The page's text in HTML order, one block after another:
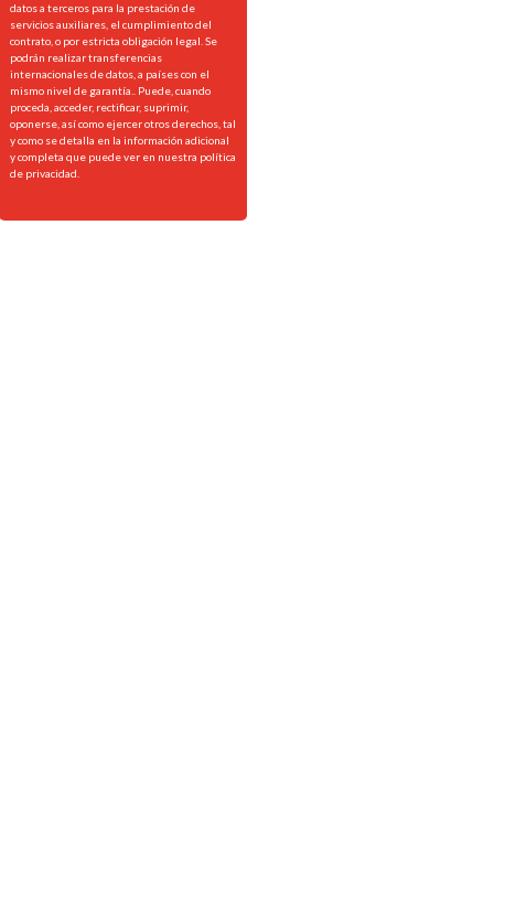
datos a terceros para la prestación de
servicios auxiliares, el cumplimiento del
contrato, o por estricta obligación legal. Se
podrán realizar transferencias
internacionales de datos, a países con el
mismo nivel de garantía.. Puede, cuando
proceda, acceder, rectificar, suprimir,
oponerse, así como ejercer otros derechos, tal
y como se detalla en la información adicional
y completa que puede ver en nuestra política
de privacidad.